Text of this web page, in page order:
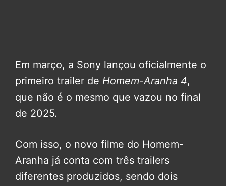
Em março, a Sony lançou oficialmente o
primeiro trailer de Homem-Aranha 4,
que não é o mesmo que vazou no final
de 2025.
Com isso, o novo filme do Homem-
Aranha já conta com três trailers
diferentes produzidos, sendo dois